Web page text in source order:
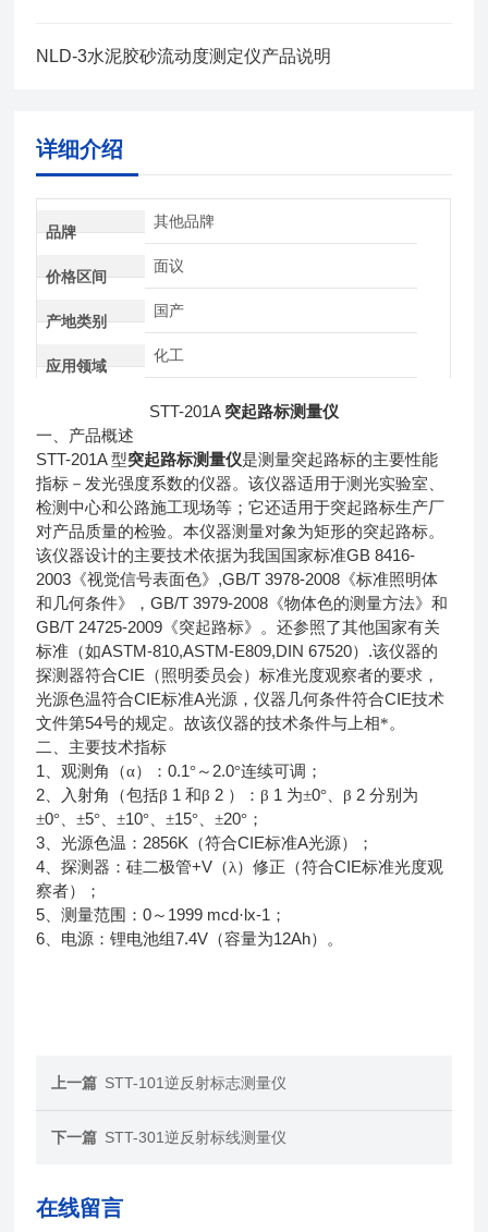
NLD-3水泥胶砂流动度测定仪产品说明
详细介绍
品牌
其他品牌
价格区间
面议
产地类别
国产
应用领域
化工
STT-201A 突起路标测量仪
一、产品概述
STT-201A型突起路标测量仪是测量突起路标的主要性能
指标－发光强度系数的仪器。该仪器适用于测光实验室、
检测中心和公路施工现场等；它还适用于突起路标生产厂
对产品质量的检验。本仪器测量对象为矩形的突起路标。
该仪器设计的主要技术依据为我国国家标准GB 8416-
2003 《视觉信号表面色》 ,GB/T 3978-2008 《标准照明体
和几何条件》，GB/T 3979-2008 《物体色的测量方法》和
GB/T 24725-2009 《突起路标》。还参照了其他国家有关
标准（如ASTM-810,ASTM-E809,DIN 67520） .该仪器的
探测器符合CIE （照明委员会）标准光度观察者的要求，
光源色温符合CIE标准A光源，仪器几何条件符合CIE技术
文件第54号的规定。故该仪器的技术条件与上相*。
二、主要技术指标
1 、观测角（α）：0.1°～ 2.0°连续可调；
2 、入射角（包括β 1和β 2 ）：β 1 为±0°、β 2分别为
±0°、±5°、±10°、±15°、±20°；
3 、光源色温： 2856K （符合CIE标准A光源）；
4 、探测器：硅二极管+V （λ）修正（符合CIE标准光度观
察者）；
5 、测量范围：0～ 1999 mcd·lx-1 ；
6 、电源：锂电池组7.4V （容量为12Ah）。
上一篇 STT-101逆反射标志测量仪
下一篇 STT-301逆反射标线测量仪
在线留言